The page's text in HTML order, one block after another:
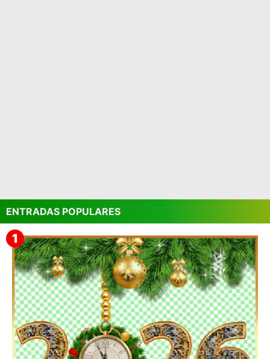
ENTRADAS POPULARES